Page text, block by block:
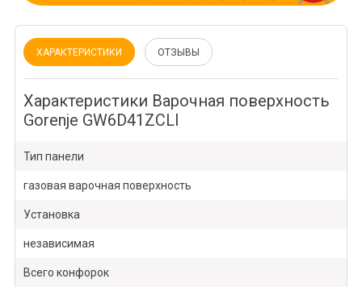
ХАРАКТЕРИСТИКИ ОТЗЫВЫ
Характеристики Варочная поверхность
Gorenje GW6D41ZCLI
Тип панели
газовая варочная поверхность
Установка
независимая
Всего конфорок